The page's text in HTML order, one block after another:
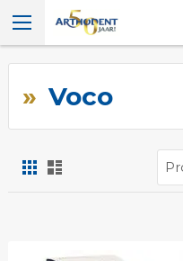
Voco
Foto-
tabel